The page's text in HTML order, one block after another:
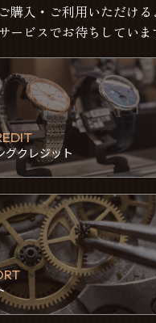
購入・ご利用いただける
ービスでお待ちしていま
グクレジット